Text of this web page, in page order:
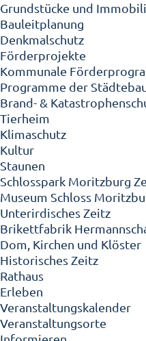
Grundstücke und
Bauleitplanung
Denkmalschutz
Förderprojekte
Kommunale
Programme der
Brand- &
Tierheim
Klimaschutz
Kultur
Staunen
Schlosspark Moritzburg
Museum Schloss
Unterirdisches Zeitz
Brikettfabrik
Dom, Kirchen und Klöster
Historisches Zeitz
Rathaus
Erleben
Veranstaltungskalender
Veranstaltungsorte